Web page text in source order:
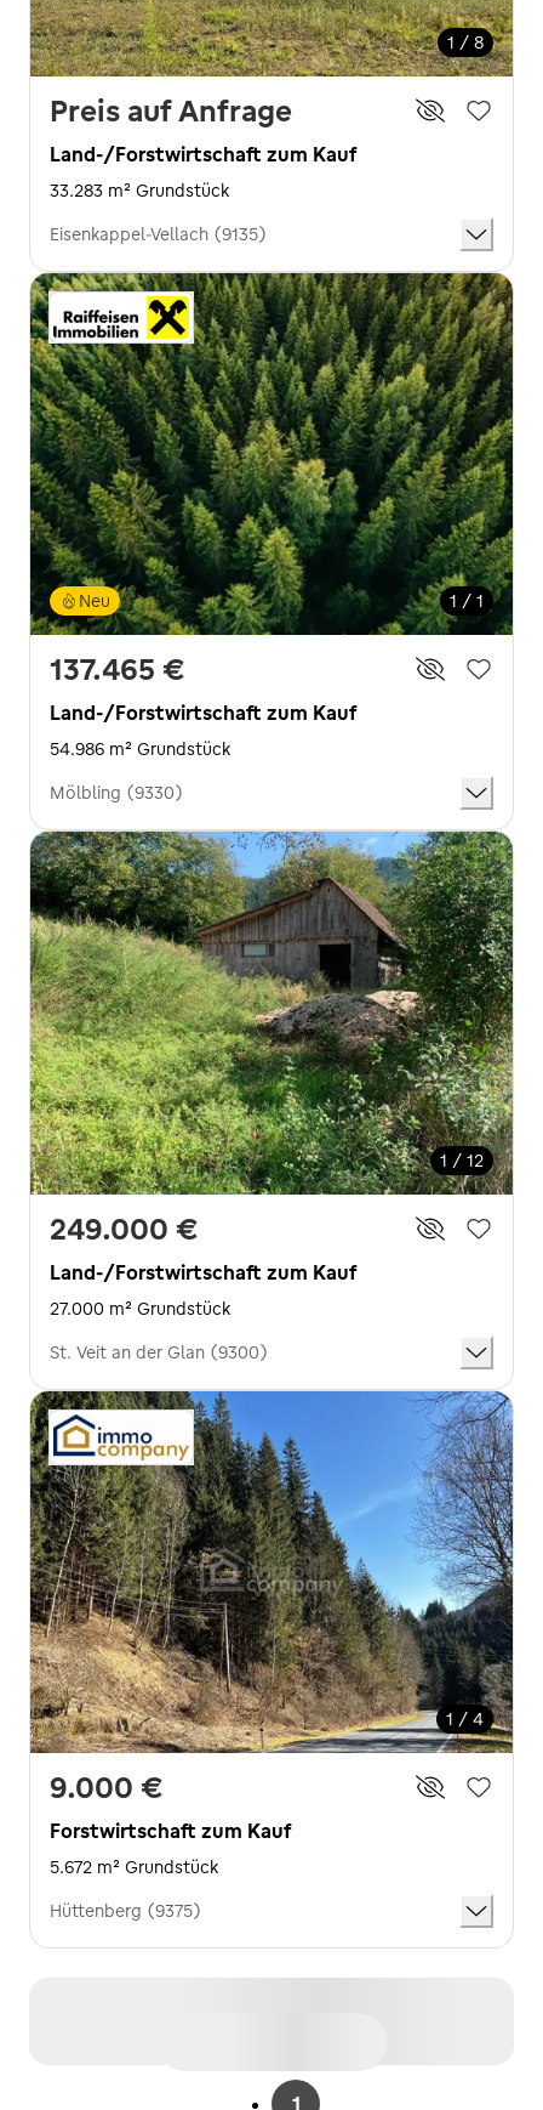
1 / 8
Preis auf Anfrage
Land-/Forstwirtschaft zum Kauf
33.283 m² Grundstück
Eisenkappel-Vellach (9135)
1 / 1
Neu
137.465 €
Land-/Forstwirtschaft zum Kauf
54.986 m² Grundstück
Mölbling (9330)
1 / 12
249.000 €
Land-/Forstwirtschaft zum Kauf
27.000 m² Grundstück
St. Veit an der Glan (9300)
1 / 4
9.000 €
Forstwirtschaft zum Kauf
5.672 m² Grundstück
Hüttenberg (9375)
1